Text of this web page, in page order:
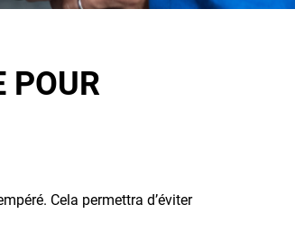
POUR
Cela permettra d’éviter